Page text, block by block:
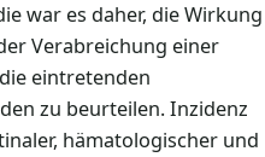
war es daher, die Wirkung
Verabreichung einer
eintretenden
zu beurteilen. Inzidenz
hämatologischer und